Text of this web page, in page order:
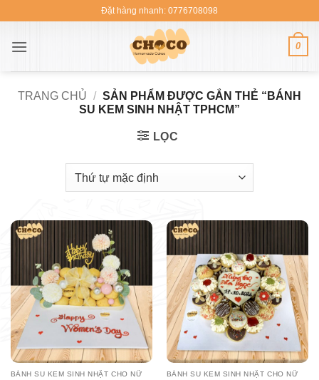
nội
Đặt hàng nhanh: 0776708098
0
TRANG CHỦ / SẢN PHẨM ĐƯỢC GẮN THẺ “BÁNH
SU KEM SINH NHẬT TPHCM”
LỌC
BÁNH SU KEM SINH NHẬT CHO NỮ BÁNH SU KEM SINH NHẬT CHO NỮ